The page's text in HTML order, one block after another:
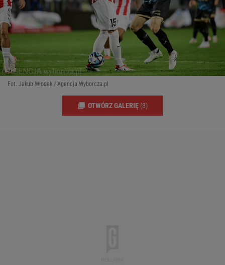
Fot. Jakub Włodek / Agencja Wyborcza.pl
OTWÓRZ GALERIĘ (3)